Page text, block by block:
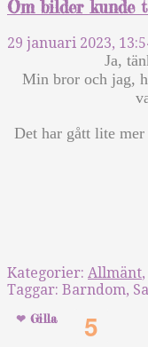
Om bilder kunde
29 januari 2023,
Ja,
Min bror och jag,
Det har gått lite mer
Kategorier: Allmänt,
Taggar: Barndom,
5
Gilla